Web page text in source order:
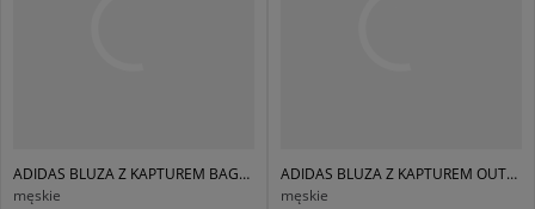
ADIDAS BLUZA Z KAPTUREM BAGGY HOODIE
męskie
ADIDAS BLUZA Z KAPTUREM OUTL TREF HDY
męskie